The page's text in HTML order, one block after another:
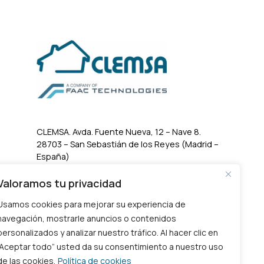
tu privacidad
cookies para mejorar su experiencia de
mostrarle anuncios o contenidos
y analizar nuestro tráfico. Al hacer clic en
todo” usted da su consentimiento a nuestro uso
las cookies. Política de cookies
CLEMSA. Avda. Fuente Nueva, 12 – Nave 8.
28703 – San Sebastián de los Reyes (Madrid –
España)